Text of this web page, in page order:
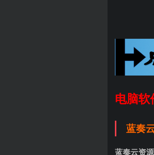
电脑
蓝奏
蓝奏云资源